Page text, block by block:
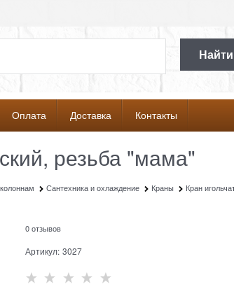
Найти
Оплата Доставка Контакты
резьба "мама"
Сантехника и охлаждение Краны Кран
0 отзывов
Артикул: 3027